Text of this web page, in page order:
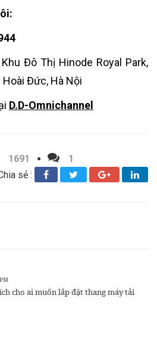
Đô Thị Hinode Royal Park,
Hoài Đức, Hà Nội
D.D-Omnichannel
1691
1
sẻ :
cho ai muốn lắp đặt thang máy tải